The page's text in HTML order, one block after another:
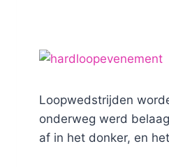
Loopwedstrijden
onderweg werd
af in het donker, en